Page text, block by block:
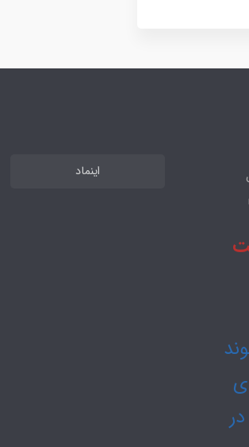
48 ساعت
ثبت شوند
اینماد